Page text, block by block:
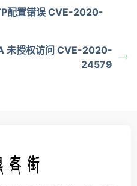
配置错误 CVE-2020-
未授权访问 CVE-2020-
24579